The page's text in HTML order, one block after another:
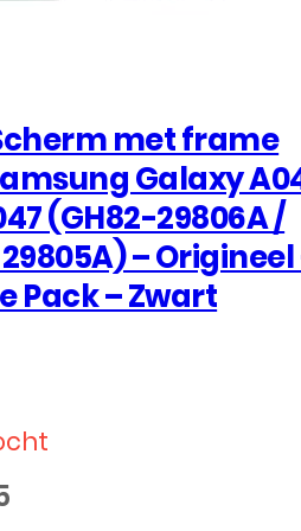
met frame
Galaxy
(GH82-29806A /
– Origineel
Pack – Zwart